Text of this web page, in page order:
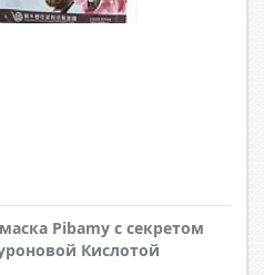
Pibamy с секретом
Кислотой